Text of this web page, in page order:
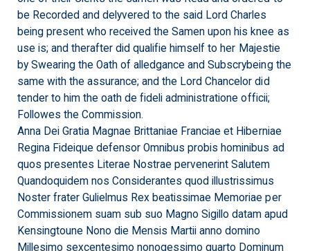
be Recorded and delyvered to the said Lord Charles
being present who received the Samen upon his knee as
use is; and therafter did qualifie himself to her Majestie
by Swearing the Oath of alledgance and Subscrybeing the
same with the assurance; and the Lord Chancelor did
tender to him the oath de fideli administratione officii;
Followes the Commission.
Anna Dei Gratia Magnae Brittaniae Franciae et Hiberniae
Regina Fideique defensor Omnibus probis hominibus ad
quos presentes Literae Nostrae pervenerint Salutem
Quandoquidem nos Considerantes quod illustrissimus
Noster frater Gulielmus Rex beatissimae Memoriae per
Commissionem suam sub suo Magno Sigillo datam apud
Kensingtoune Nono die Mensis Martii anno domino
Millesimo sexcentesimo nonogessimo quarto Dominum